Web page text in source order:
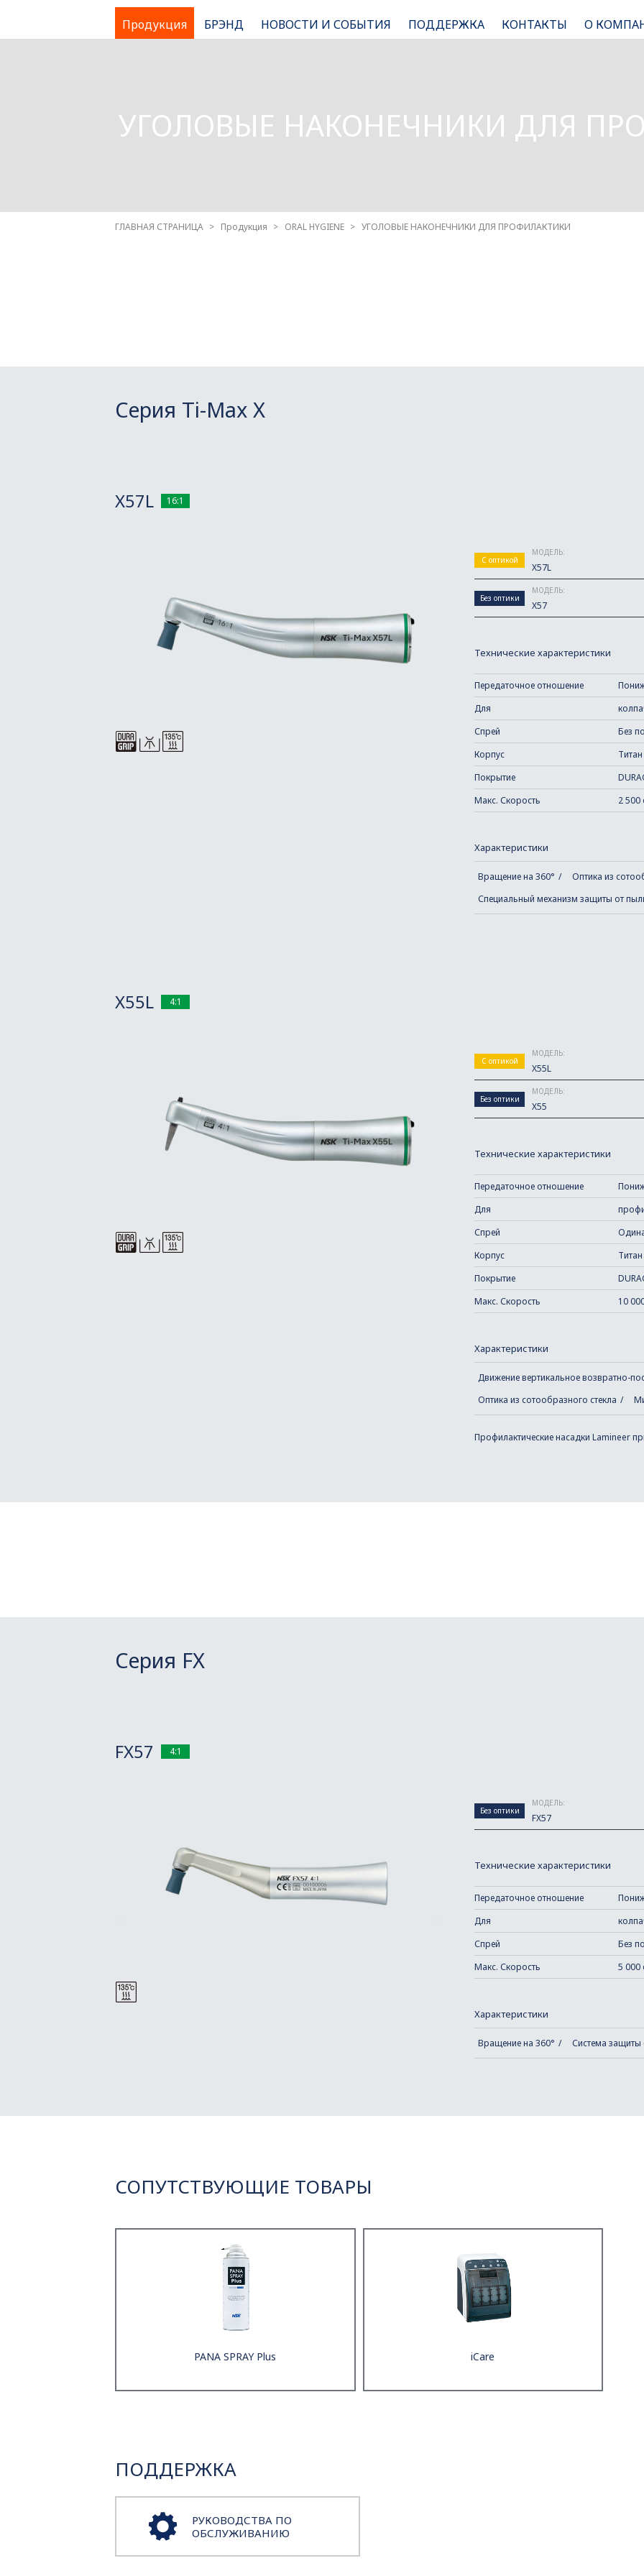
Продукция БРЭНД НОВОСТИ И СОБЫТИЯ ПОДДЕРЖКА КОНТАКТЫ О
УГОЛОВЫЕ НАКОНЕЧНИКИ ДЛЯ
ГЛАВНАЯ СТРАНИЦА Продукция ORAL HYGIENE УГОЛОВЫЕ НАКОНЕЧНИКИ ДЛЯ ПРОФИЛАКТИКИ
Серия Ti-Max X
X57L 16:1
С оптикой
МОДЕЛЬ:
X57L
Без оптики
МОДЕЛЬ:
X57
Технические характеристики
Передаточное отношение
Для
Спрей
Без
Корпус
Титан
Покрытие
Макс. Скорость
2
Характеристики
Вращение на 360°
Оптика из
Специальный механизм защиты от
X55L 4:1
С оптикой
МОДЕЛЬ:
X55L
Без оптики
МОДЕЛЬ:
X55
Технические характеристики
Передаточное отношение
Для
Спрей
Корпус
Титан
Покрытие
Макс. Скорость
10
Характеристики
Движение вертикальное возвратно-
Оптика из сотообразного стекла
Профилактические насадки Lamineer
Серия FX
FX57 4:1
Без оптики
МОДЕЛЬ:
FX57
Технические характеристики
Передаточное отношение
Для
Спрей
Без
Макс. Скорость
5 000
Характеристики
Вращение на 360° Система защиты
СОПУТСТВУЮЩИЕ ТОВАРЫ
PANA SPRAY Plus iCare
ПОДДЕРЖКА
РУКОВОДСТВА ПО
ОБСЛУЖИВАНИЮ